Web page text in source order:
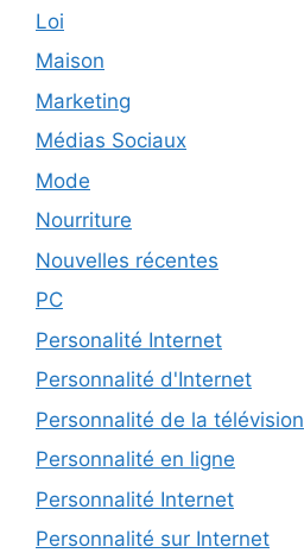
Loi
Maison
Marketing
Médias Sociaux
Mode
Nourriture
Nouvelles récentes
PC
Personalité Internet
Personnalité d'Internet
Personnalité de la télévision
Personnalité en ligne
Personnalité Internet
Personnalité sur Internet